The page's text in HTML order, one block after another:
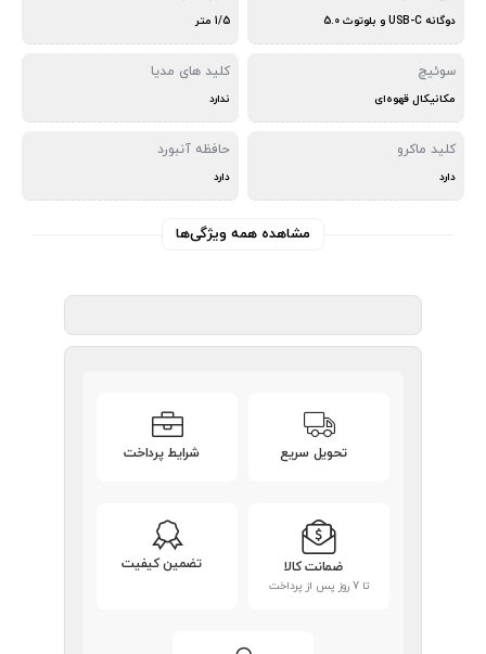
دوگانه USB-C و بلوتوث 5.0 1/5 متر
سوئیچ
مکانیکال قهوه‌ای
کلید های مدیا
ندارد
کلید ماکرو
دارد
حافظه آنبورد
دارد
مشاهده همه ویژگی‌ها
تحویل سریع شرایط پرداخت
ضمانت کالا
تا 7 روز پس از پرداخت
تضمین کیفیت